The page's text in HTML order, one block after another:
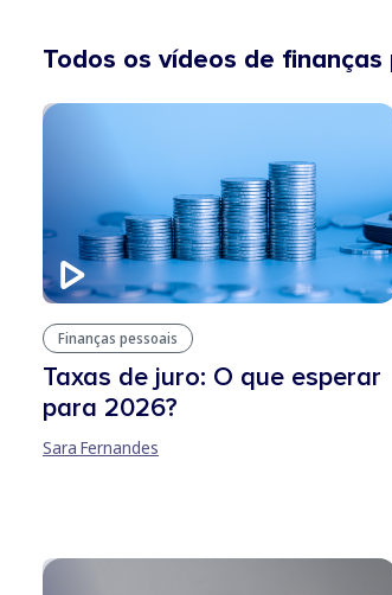
Todos os vídeos de finanças
Finanças pessoais
Taxas de juro: O que esperar
para 2026?
Sara Fernandes